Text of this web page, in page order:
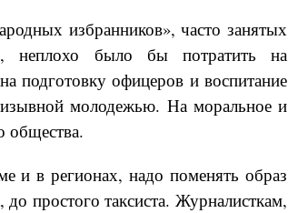
избранников», часто занятых
неплохо было бы потратить на
подготовку офицеров и воспитание
молодежью. На моральное и
общества.
и в регионах, надо поменять образ
простого таксиста. Журналисткам,